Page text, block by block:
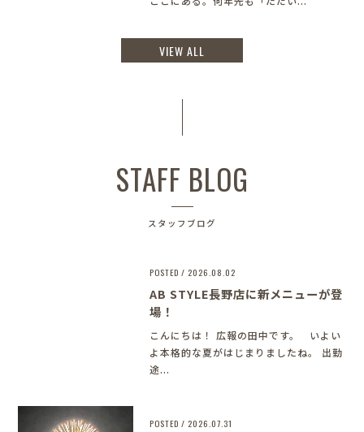
VIEW ALL
STAFF BLOG
スタッフブログ
POSTED / 2026.08.02
AB STYLE長野店に新メニューが登
場！
こんにちは！ 広報の田中です。 いよい
よ本格的な夏がはじまりましたね。 出勤
途...
POSTED / 2026.07.31